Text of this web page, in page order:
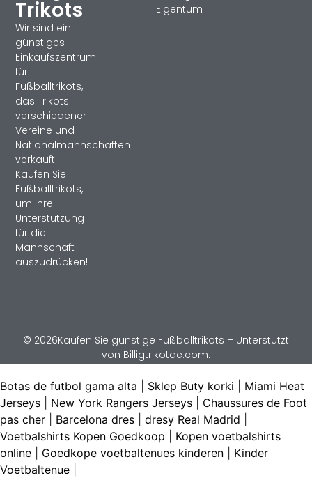
Trikots
Wir sind ein
günstiges
Einkaufszentrum
für
Fußballtrikots,
das Trikots
verschiedener
Vereine und
Nationalmannschaften
verkauft.
Kaufen Sie
Fußballtrikots,
um Ihre
Unterstützung
für die
Mannschaft
auszudrücken!
Eigentum
© 2026Kaufen Sie günstige Fußballtrikots – Unterstützt
von Billigtrikotde.com.
Botas de futbol gama alta Sklep Buty korki
Miami Heat
Jerseys
New York Rangers Jerseys
Chaussures de Foot
pas cher
Barcelona dres dresy Real Madrid
Voetbalshirts Kopen Goedkoop
Kopen voetbalshirts
online
Goedkope voetbaltenues kinderen
Kinder
Voetbaltenue